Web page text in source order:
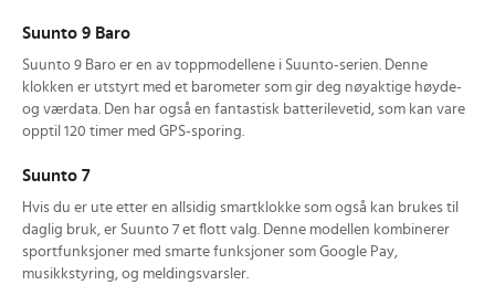
Suunto 9 Baro
Suunto 9 Baro er en av toppmodellene i Suunto-serien. Denne
klokken er utstyrt med et barometer som gir deg nøyaktige høyde-
og værdata. Den har også en fantastisk batterilevetid, som kan vare
opptil 120 timer med GPS-sporing.
Suunto 7
Hvis du er ute etter en allsidig smartklokke som også kan brukes til
daglig bruk, er Suunto 7 et flott valg. Denne modellen kombinerer
sportfunksjoner med smarte funksjoner som Google Pay,
musikkstyring, og meldingsvarsler.